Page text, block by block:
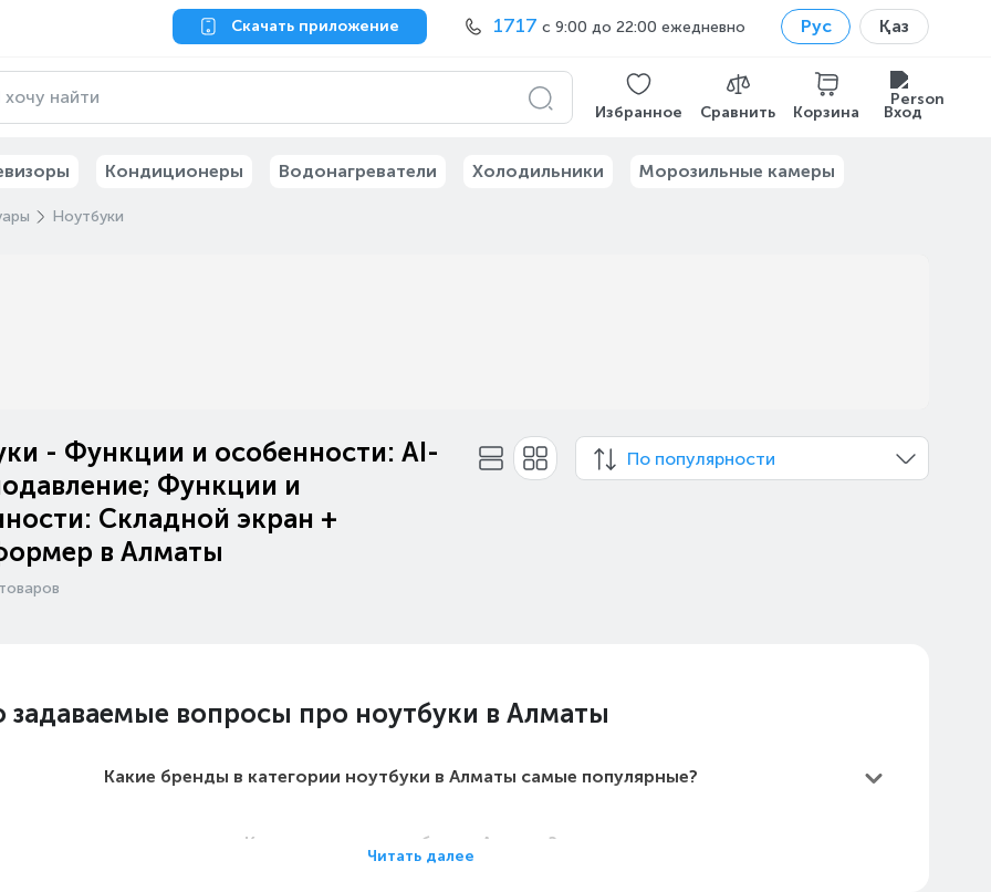
Скачать приложение 1717 с 9:00 до 22:00 ежедневно Рус Қаз
Избранное Сравнить Корзина Вход
Кондиционеры Водонагреватели Холодильники Морозильные камеры
Ноутбуки
- Функции и особенности: AI-
Функции и
Складной экран +
в Алматы
По популярности
задаваемые вопросы про ноутбуки в Алматы
Какие бренды в категории ноутбуки в Алматы самые популярные?
Какие цены на ноутбуки в Алматы?
Читать далее